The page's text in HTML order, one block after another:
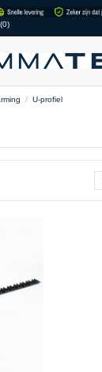
0)
U-profiel